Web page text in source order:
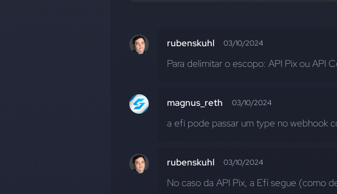
rubenskuhl 03/10/2024
Para delimitar o escopo: API Pix ou API
magnus_reth 03/10/2024
a efi pode passar um type no webhook
rubenskuhl 03/10/2024
No caso da API Pix, a Efí segue (como